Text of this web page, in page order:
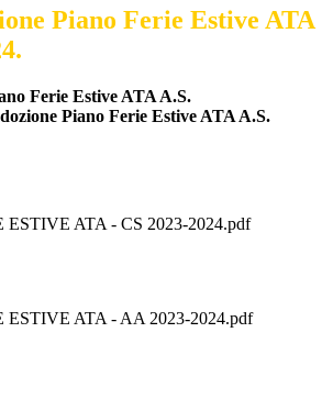
Piano Ferie Estive ATA
Ferie Estive ATA A.S.
Piano Ferie Estive ATA A.S.
ESTIVE ATA - CS 2023-2024.pdf
ESTIVE ATA - AA 2023-2024.pdf